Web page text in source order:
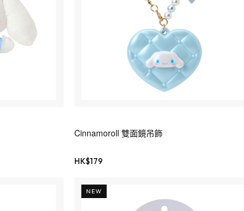
Cinnamoroll 雙面鏡吊飾
HK$179
NEW